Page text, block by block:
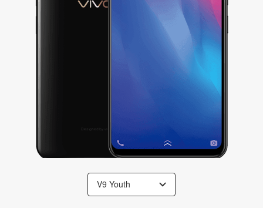
V9 Youth